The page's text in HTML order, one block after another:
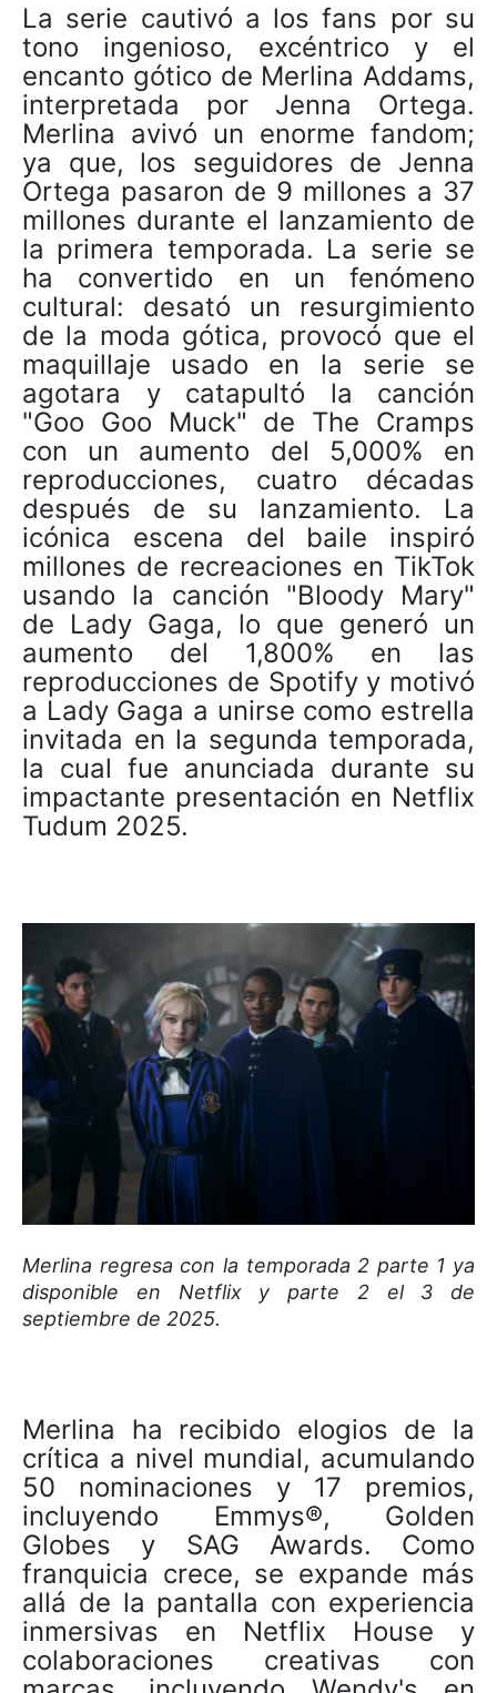
La serie cautivó a los fans por su
tono ingenioso, excéntrico y el
encanto gótico de Merlina Addams,
interpretada por Jenna Ortega.
Merlina avivó un enorme fandom;
ya que, los seguidores de Jenna
Ortega pasaron de 9 millones a 37
millones durante el lanzamiento de
la primera temporada. La serie se
ha convertido en un fenómeno
cultural: desató un resurgimiento
de la moda gótica, provocó que el
maquillaje usado en la serie se
agotara y catapultó la canción
"Goo Goo Muck" de The Cramps
con un aumento del 5,000% en
reproducciones, cuatro décadas
después de su lanzamiento. La
icónica escena del baile inspiró
millones de recreaciones en TikTok
usando la canción "Bloody Mary"
de Lady Gaga, lo que generó un
aumento del 1,800% en las
reproducciones de Spotify y motivó
a Lady Gaga a unirse como estrella
invitada en la segunda temporada,
la cual fue anunciada durante su
impactante presentación en Netflix
Tudum 2025.
Merlina regresa con la temporada 2 parte 1 ya
disponible en Netflix y parte 2 el 3 de
septiembre de 2025.
Merlina ha recibido elogios de la
crítica a nivel mundial, acumulando
50 nominaciones y 17 premios,
incluyendo Emmys®, Golden
Globes y SAG Awards. Como
franquicia crece, se expande más
allá de la pantalla con experiencia
inmersivas en Netflix House y
colaboraciones creativas con